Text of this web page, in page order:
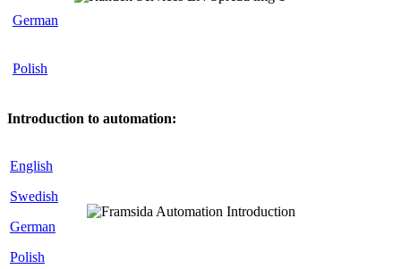
German
Polish
Introduction to automation:
English
Swedish
German
Polish